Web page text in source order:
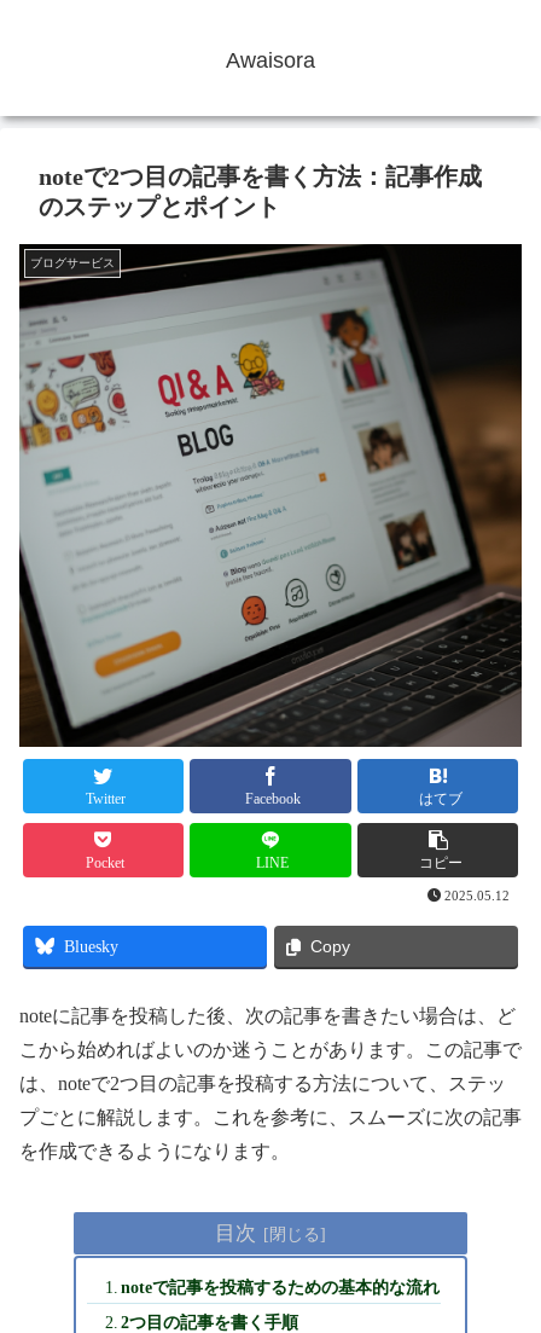
Awaisora
noteで2つ目の記事を書く方法：記事作成
のステップとポイント
ブログサービス
Twitter Facebook はてブ
Pocket LINE コピー
2025.05.12
Bluesky Copy
noteに記事を投稿した後、次の記事を書きたい場合は、ど
こから始めればよいのか迷うことがあります。この記事で
は、noteで2つ目の記事を投稿する方法について、ステッ
プごとに解説します。これを参考に、スムーズに次の記事
を作成できるようになります。
目次
noteで記事を投稿するための基本的な流れ
2つ目の記事を書く手順